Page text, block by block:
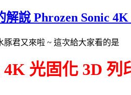
解說 Phrozen Sonic
豚君又來啦 ~ 這次給大家看的是
4K 光固化 3D 列